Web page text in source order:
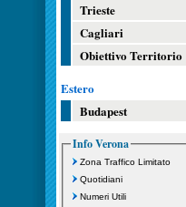
Trieste
Cagliari
Obiettivo Territorio
Estero
Budapest
Info Verona
Zona Traffico Limitato
Quotidiani
Numeri Utili